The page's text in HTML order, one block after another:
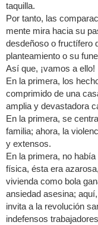
taquilla.
Por tanto, las
mente mira hacia su
desdeñoso o fructífero
planteamiento o su
Así que, ¡vamos a ello!
En la primera, los
comprimido de una
amplia y devastadora
En la primera, se
familia; ahora, la
y extensos.
En la primera, no
física, ésta era
vivienda como bola
ansiedad asesina;
invita a la revolución
indefensos